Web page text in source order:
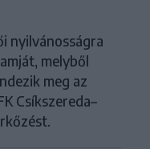
nyilvánosságra
melyből
meg az
Csíkszereda–